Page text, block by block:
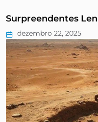
Surpreendentes
dezembro 22, 2025